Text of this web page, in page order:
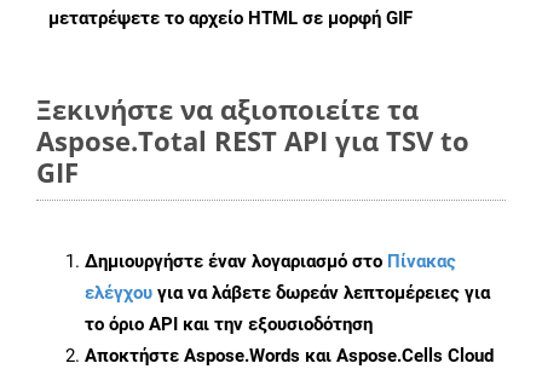
μετατρέψετε το αρχείο HTML σε μορφή GIF
Ξεκινήστε να αξιοποιείτε τα
Aspose.Total REST API για TSV to
GIF
Δημιουργήστε έναν λογαριασμό στο Πίνακας
ελέγχου για να λάβετε δωρεάν λεπτομέρειες για
το όριο API και την εξουσιοδότηση
Αποκτήστε Aspose.Words και Aspose.Cells Cloud